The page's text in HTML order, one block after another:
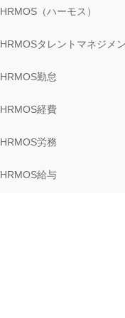
HRMOS（ハーモス）
HRMOSタレントマネジメ
HRMOS勤怠
HRMOS経費
HRMOS労務
HRMOS給与